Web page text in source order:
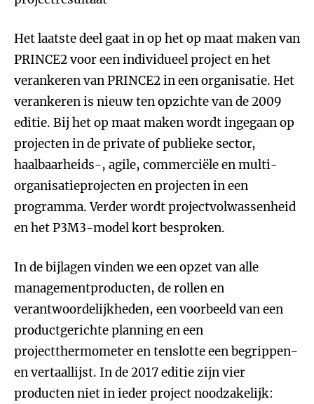
Het laatste deel gaat in op het op maat maken van
PRINCE2 voor een individueel project en het
verankeren van PRINCE2 in een organisatie. Het
verankeren is nieuw ten opzichte van de 2009
editie. Bij het op maat maken wordt ingegaan op
projecten in de private of publieke sector,
haalbaarheids-, agile, commerciële en multi-
organisatieprojecten en projecten in een
programma. Verder wordt projectvolwassenheid
en het P3M3-model kort besproken.
In de bijlagen vinden we een opzet van alle
managementproducten, de rollen en
verantwoordelijkheden, een voorbeeld van een
productgerichte planning en een
projectthermometer en tenslotte een begrippen-
en vertaallijst. In de 2017 editie zijn vier
producten niet in ieder project noodzakelijk: